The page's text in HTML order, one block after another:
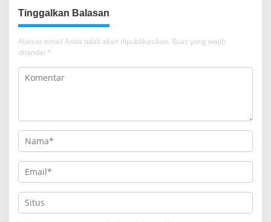
Tinggalkan Balasan
Alamat email Anda tidak akan dipublikasikan. Ruas yang wajib
ditandai *